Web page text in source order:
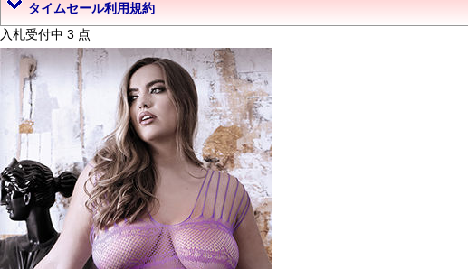
タイムセール利用規約
入札受付中 3 点